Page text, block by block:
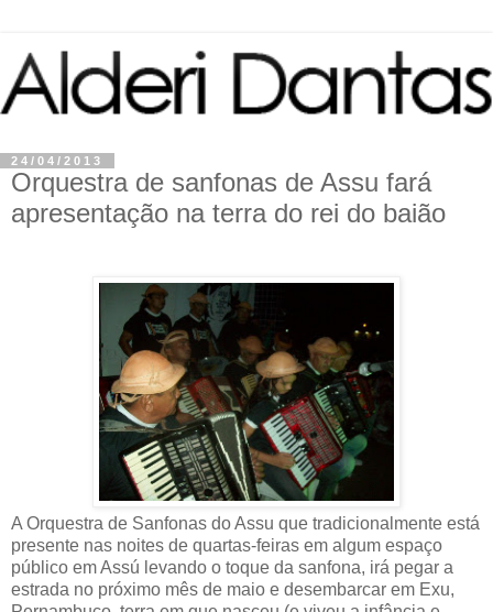
24/04/2013
Orquestra de sanfonas de Assu fará
apresentação na terra do rei do baião
A Orquestra de Sanfonas do Assu que tradicionalmente está
presente nas noites de quartas-feiras em algum espaço
público em Assú levando o toque da sanfona, irá pegar a
estrada no próximo mês de maio e desembarcar em Exu,